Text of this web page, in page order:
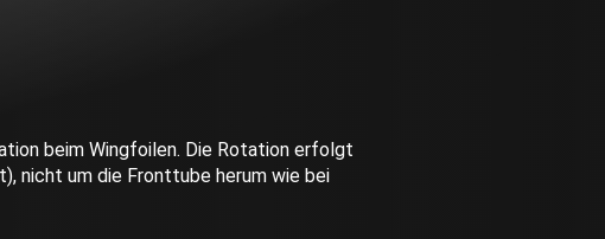
beim Wingfoilen. Die Rotation erfolgt
nicht um die Fronttube herum wie bei